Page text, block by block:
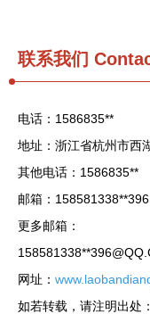
联系我们
电话：1586835**
地址：浙江省杭州市西
其他电话：1586835**
邮箱：158581338**
更多邮箱：
158581338**
网址：
如若转载，请注明出处：